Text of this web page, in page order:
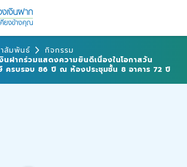
าสัมพันธ์
กิจกรรม
นฝากร่วมแสดงความยินดีเนื่องในโอกาสวัน
ครบรอบ 86 ปี ณ ห้องประชุมชั้น 8 อาคาร 72 ปี